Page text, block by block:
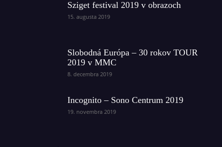
Sziget festival 2019 v obrazoch
15. augusta 2019
Slobodná Európa – 30 rokov TOUR
2019 v MMC
8. decembra 2019
Incognito – Sono Centrum 2019
19. novembra 2019